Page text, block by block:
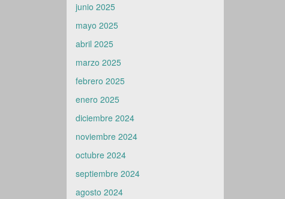
junio 2025
mayo 2025
abril 2025
marzo 2025
febrero 2025
enero 2025
diciembre 2024
noviembre 2024
octubre 2024
septiembre 2024
agosto 2024